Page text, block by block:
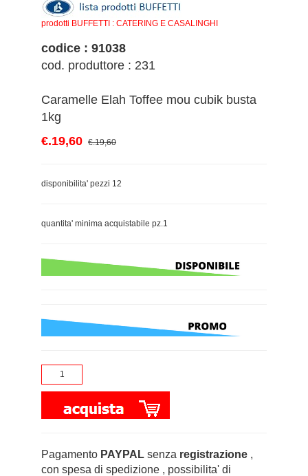
prodotti BUFFETTI : CATERING E CASALINGHI
codice : 91038
cod. produttore : 231
Caramelle Elah Toffee mou cubik busta
1kg
€.19,60 €.19,60
disponibilita' pezzi 12
quantita' minima acquistabile pz.1
Pagamento PAYPAL senza registrazione ,
con spesa di spedizione , possibilita' di